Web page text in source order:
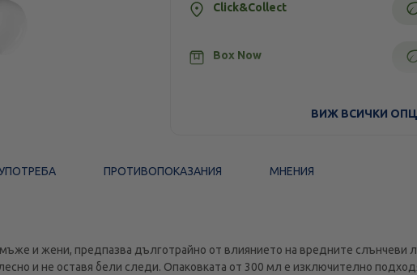
Click&Collect
Box Now
ВИЖ ВСИЧКИ
ПРОТИВОПОКАЗАНИЯ МНЕНИЯ
и жени, предпазва дълготрайно от влиянието на вредните слънчеви
и не оставя бели следи. Опаковката от 300 мл е изключително